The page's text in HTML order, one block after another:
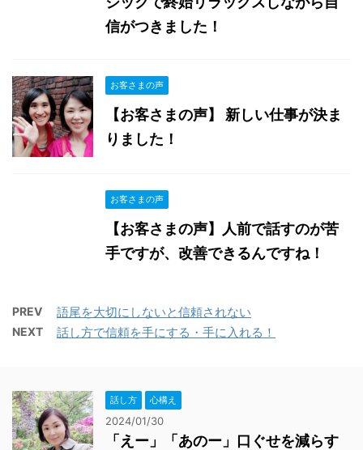
信がつきました！
お客さまの声
【お客さまの声】 新しい仕事が決ま
りました！
お客さまの声
【お客さまの声】人前で話すのが苦
手ですが、改善できるんですね！
PREV 語尾を大切にしないと信頼されない
NEXT 話し方で信頼を手にする・手に入れる！
話し方 心構え
2024/01/30
「えー」「あのー」口ぐせを減らす